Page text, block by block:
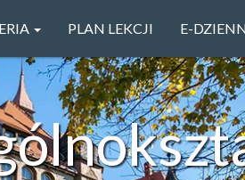
PLAN LEKCJI E-